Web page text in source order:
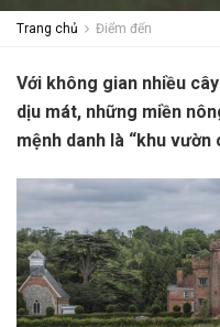
Trang chủ Điểm đến
Với không gian nhiều
dịu mát, những miền
mệnh danh là “khu vườn